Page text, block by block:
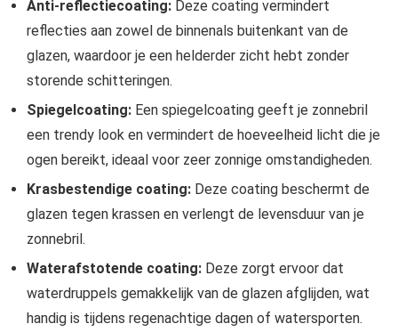
Anti-reflectiecoating: Deze coating vermindert
reflecties aan zowel de binnenals buitenkant van de
glazen, waardoor je een helderder zicht hebt zonder
storende schitteringen.
Spiegelcoating: Een spiegelcoating geeft je zonnebril
een trendy look en vermindert de hoeveelheid licht die je
ogen bereikt, ideaal voor zeer zonnige omstandigheden.
Krasbestendige coating: Deze coating beschermt de
glazen tegen krassen en verlengt de levensduur van je
zonnebril.
Waterafstotende coating: Deze zorgt ervoor dat
waterdruppels gemakkelijk van de glazen afglijden, wat
handig is tijdens regenachtige dagen of watersporten.